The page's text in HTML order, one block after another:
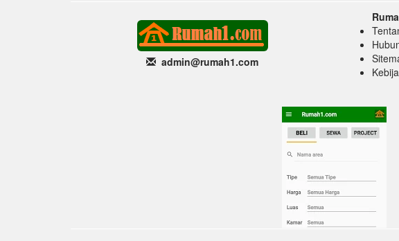
admin@rumah1.com